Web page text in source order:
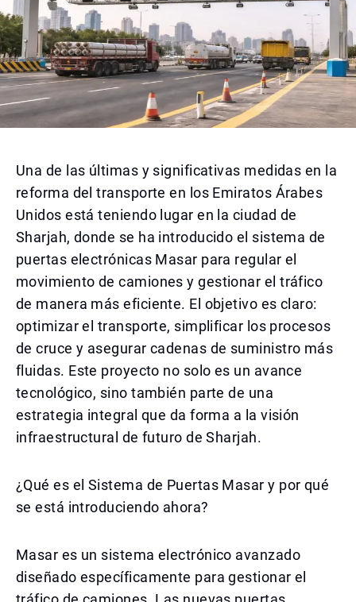
Una de las últimas y significativas medidas en la
reforma del transporte en los Emiratos Árabes
Unidos está teniendo lugar en la ciudad de
Sharjah, donde se ha introducido el sistema de
puertas electrónicas Masar para regular el
movimiento de camiones y gestionar el tráfico
de manera más eficiente. El objetivo es claro:
optimizar el transporte, simplificar los procesos
de cruce y asegurar cadenas de suministro más
fluidas. Este proyecto no solo es un avance
tecnológico, sino también parte de una
estrategia integral que da forma a la visión
infraestructural de futuro de Sharjah.
¿Qué es el Sistema de Puertas Masar y por qué
se está introduciendo ahora?
Masar es un sistema electrónico avanzado
diseñado específicamente para gestionar el